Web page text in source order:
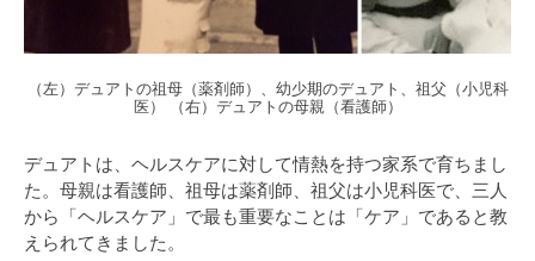
（左）デュアトの祖母（薬剤師）、幼少期のデュアト、祖父（小児科
医） （右）デュアトの母親（看護師）
デュアトは、ヘルスケアに対して情熱を持つ家系で育ちまし
た。母親は看護師、祖母は薬剤師、祖父は小児科医で、三人
から「ヘルスケア」で最も重要なことは「ケア」であると教
えられてきました。